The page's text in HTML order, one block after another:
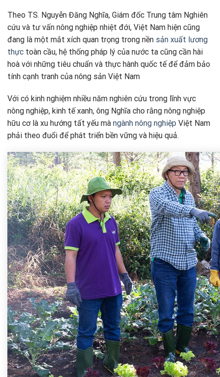
Theo TS. Nguyễn Đăng Nghĩa, Giám đốc Trung tâm Nghiên
cứu và tư vấn nông nghiệp nhiệt đới, Việt Nam hiện cũng
đang là một mắt xích quan trọng trong nền sản xuất lương
thực toàn cầu, hệ thống pháp lý của nước ta cũng cần hài
hoà với những tiêu chuẩn và thực hành quốc tế để đảm bảo
tính cạnh tranh của nông sản Việt Nam
Với có kinh nghiệm nhiều năm nghiên cứu trong lĩnh vực
nông nghiệp, kinh tế xanh, ông Nghĩa cho rằng nông nghiệp
hữu cơ là xu hướng tất yếu mà ngành nông nghiệp Việt Nam
phải theo đuổi để phát triển bền vững và hiệu quả.